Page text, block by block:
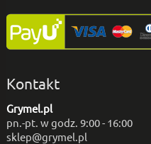
Kontakt
Grymel.pl
pn.-pt. w godz. 9:00 - 16:00
sklep@grymel.pl